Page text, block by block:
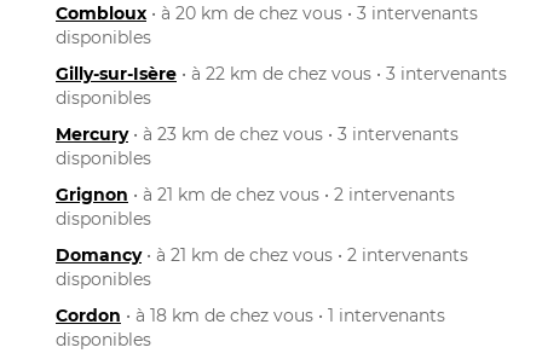
Combloux • à 20 km de chez vous • 3 intervenants
disponibles
Gilly-sur-Isère • à 22 km de chez vous • 3 intervenants
disponibles
Mercury• à 23 km de chez vous • 3 intervenants
disponibles
Grignon • à 21 km de chez vous • 2 intervenants
disponibles
Domancy• à 21 km de chez vous • 2 intervenants
disponibles
Cordon • à 18 km de chez vous • 1 intervenants
disponibles